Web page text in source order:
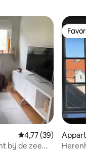
13 recensies
Gemiddelde
4,77 (39)
bij de zee